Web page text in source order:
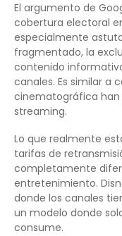
El argumento de
cobertura electoral
especialmente
fragmentado, la
contenido
canales. Es similar a
cinematográfica han
streaming.
Lo que realmente
tarifas de
completamente
entretenimiento.
donde los canales
un modelo donde
consume.